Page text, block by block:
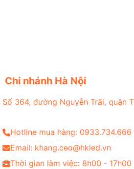
Chi nhánh Hà Nội
Số 364, đường Nguyễn Trãi, quận
Hotline mua hàng: 0933.734.666
Email: khang.ceo@hkled.vn
Thời gian làm việc: 8h00 - 17h00